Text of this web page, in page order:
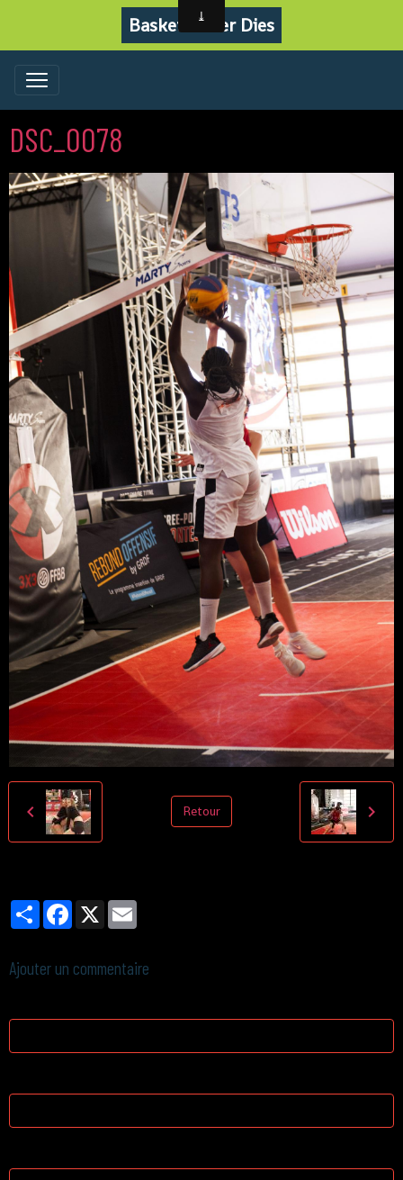
Basket Never Dies
DSC_0078
Retour
PartagerFacebook
X
Ajouter un commentaire